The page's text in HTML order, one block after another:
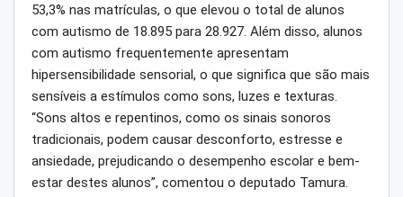
53,3% nas matrículas, o que elevou o total de alunos
com autismo de 18.895 para 28.927. Além disso, alunos
com autismo frequentemente apresentam
hipersensibilidade sensorial, o que significa que são mais
sensíveis a estímulos como sons, luzes e texturas.
“Sons altos e repentinos, como os sinais sonoros
tradicionais, podem causar desconforto, estresse e
ansiedade, prejudicando o desempenho escolar e bem-
estar destes alunos”, comentou o deputado Tamura.